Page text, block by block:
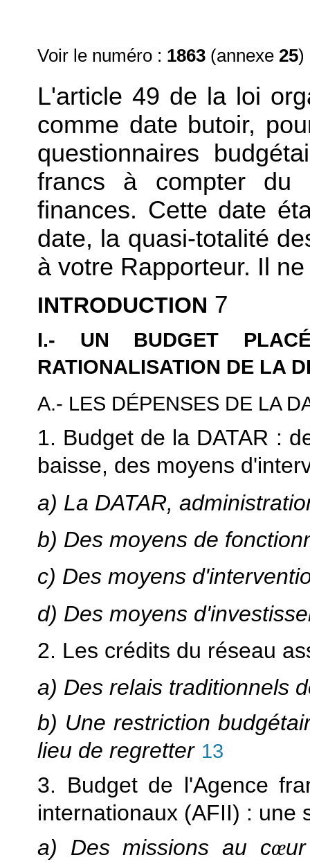
Voir le numéro : 1863 (annexe 25)
L'article 49 de la loi
comme date butoir,
questionnaires
francs à compter
finances. Cette date
date, la quasi-totalité
à votre Rapporteur. Il
INTRODUCTION 7
I.- UN BUDGET
RATIONALISATION DE LA
A.- LES DÉPENSES DE LA
1. Budget de la DATAR :
baisse, des moyens
a) La DATAR,
b) Des moyens de
c) Des moyens
d) Des moyens
2. Les crédits du réseau
a) Des relais traditionnels
b) Une restriction
lieu de regretter 13
3. Budget de l'Agence
internationaux (AFII) : une
a) Des missions au cœ